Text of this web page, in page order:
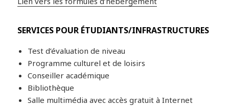
SERVICES POUR ÉTUDIANTS/INFRASTRUCTURES
Test d’évaluation de niveau
Programme culturel et de loisirs
Conseiller académique
Bibliothèque
Salle multimédia avec accès gratuit à Internet